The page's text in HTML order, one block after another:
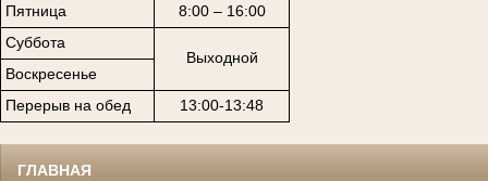
Пятница
8:00 – 16:00
Суббота
Выходной
Воскресенье
Перерыв на обед
13:00-13:48
ГЛАВНАЯ